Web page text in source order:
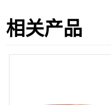
相关产品